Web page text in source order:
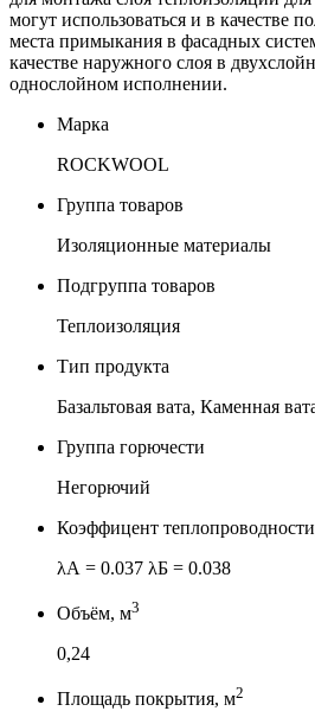
могут использоваться и в качестве
места примыкания в фасадных
качестве наружного слоя в
однослойном исполнении.
Марка
ROCKWOOL
Группа товаров
Изоляционные материалы
Подгруппа товаров
Теплоизоляция
Тип продукта
Базальтовая вата, Каменная
Группа горючести
Негорючий
Коэффицент
λА = 0.037 λБ = 0.038
Объём, м3
0,24
Площадь покрытия, м2